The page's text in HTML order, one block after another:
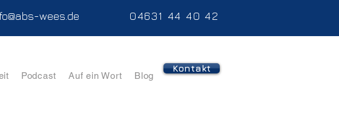
wees.de 04631 44 40 42
Podcast Auf ein Wort Blog
Kontakt